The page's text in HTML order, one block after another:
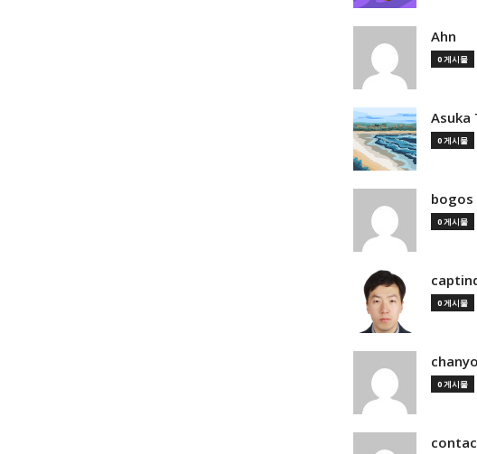
Ahn
0 게시물
Asuka
0 게시물
bogos
0 게시물
0 게시물
0 게시물